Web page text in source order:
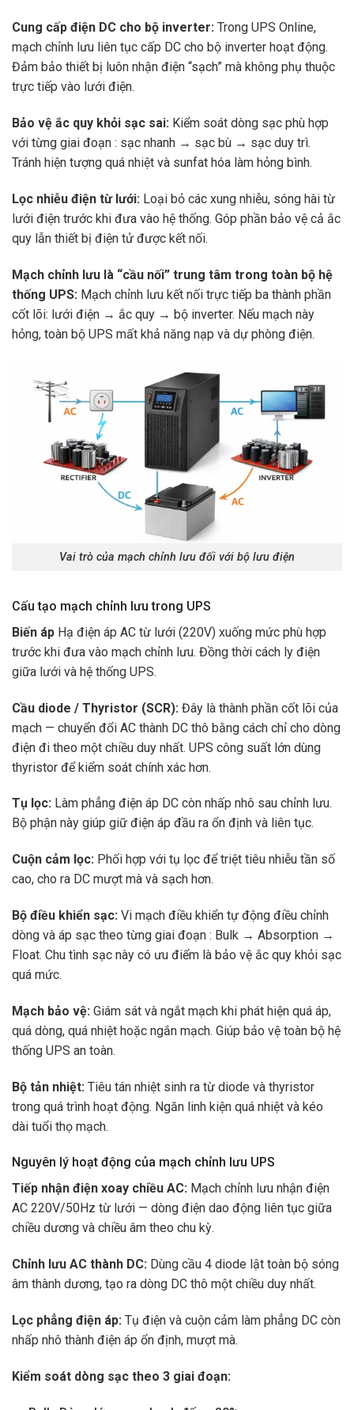
Cung cấp điện DC cho bộ inverter: Trong UPS Online,
mạch chỉnh lưu liên tục cấp DC cho bộ inverter hoạt động.
Đảm bảo thiết bị luôn nhận điện “sạch” mà không phụ thuộc
trực tiếp vào lưới điện.
Bảo vệ ắc quy khỏi sạc sai: Kiểm soát dòng sạc phù hợp
với từng giai đoạn : sạc nhanh → sạc bù → sạc duy trì.
Tránh hiện tượng quá nhiệt và sunfat hóa làm hỏng bình.
Lọc nhiễu điện từ lưới: Loại bỏ các xung nhiễu, sóng hài từ
lưới điện trước khi đưa vào hệ thống. Góp phần bảo vệ cả ắc
quy lẫn thiết bị điện tử được kết nối.
Mạch chỉnh lưu là “cầu nối” trung tâm trong toàn bộ hệ
thống UPS: Mạch chỉnh lưu kết nối trực tiếp ba thành phần
cốt lõi: lưới điện → ắc quy → bộ inverter. Nếu mạch này
hỏng, toàn bộ UPS mất khả năng nạp và dự phòng điện.
Vai trò của mạch chỉnh lưu đối với bộ lưu điện
Cấu tạo mạch chỉnh lưu trong UPS
Biến áp Hạ điện áp AC từ lưới (220V) xuống mức phù hợp
trước khi đưa vào mạch chỉnh lưu. Đồng thời cách ly điện
giữa lưới và hệ thống UPS.
Cầu diode / Thyristor (SCR): Đây là thành phần cốt lõi của
mạch — chuyển đổi AC thành DC thô bằng cách chỉ cho dòng
điện đi theo một chiều duy nhất. UPS công suất lớn dùng
thyristor để kiểm soát chính xác hơn.
Tụ lọc: Làm phẳng điện áp DC còn nhấp nhô sau chỉnh lưu.
Bộ phận này giúp giữ điện áp đầu ra ổn định và liên tục.
Cuộn cảm lọc: Phối hợp với tụ lọc để triệt tiêu nhiễu tần số
cao, cho ra DC mượt mà và sạch hơn.
Bộ điều khiển sạc: Vi mạch điều khiển tự động điều chỉnh
dòng và áp sạc theo từng giai đoạn : Bulk → Absorption →
Float. Chu tình sạc này có ưu điểm là bảo vệ ắc quy khỏi sạc
quá mức.
Mạch bảo vệ: Giám sát và ngắt mạch khi phát hiện quá áp,
quá dòng, quá nhiệt hoặc ngắn mạch. Giúp bảo vệ toàn bộ hệ
thống UPS an toàn.
Bộ tản nhiệt: Tiêu tán nhiệt sinh ra từ diode và thyristor
trong quá trình hoạt động. Ngăn linh kiện quá nhiệt và kéo
dài tuổi thọ mạch.
Nguyên lý hoạt động của mạch chỉnh lưu UPS
Tiếp nhận điện xoay chiều AC: Mạch chỉnh lưu nhận điện
AC 220V/50Hz từ lưới — dòng điện dao động liên tục giữa
chiều dương và chiều âm theo chu kỳ.
Chỉnh lưu AC thành DC: Dùng cầu 4 diode lật toàn bộ sóng
âm thành dương, tạo ra dòng DC thô một chiều duy nhất.
Lọc phẳng điện áp: Tụ điện và cuộn cảm làm phẳng DC còn
nhấp nhô thành điện áp ổn định, mượt mà.
Kiểm soát dòng sạc theo 3 giai đoạn: